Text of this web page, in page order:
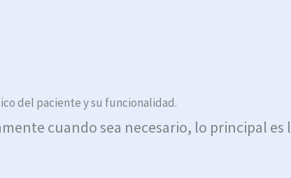
del paciente y su funcionalidad.
cuando sea necesario, lo principal